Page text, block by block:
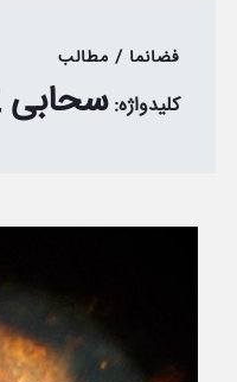
فضانما / مطالب
کلیدواژه: سحابی NGC 2392